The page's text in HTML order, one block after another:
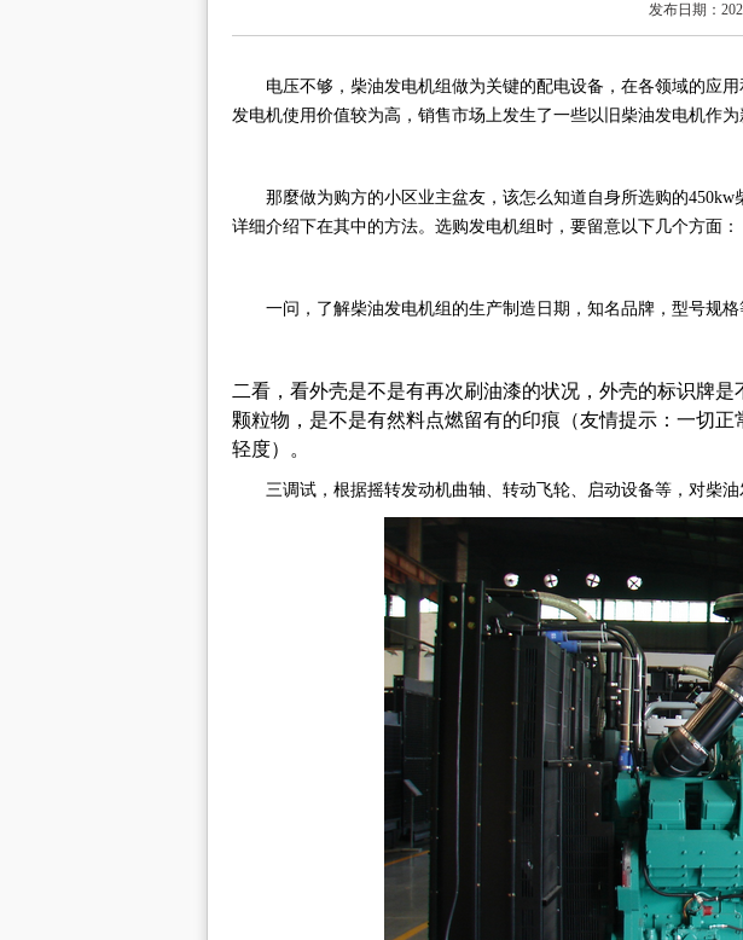
发布日期：
电压不够，柴油发电机组做为关键的配电设备，在各领域的应
发电机使用价值较为高，销售市场上发生了一些以旧柴油发电机作为
那麼做为购方的小区业主盆友，该怎么知道自身所选购的
详细介绍下在其中的方法。选购发电机组时，要留意以下几个方面：
一问，了解柴油发电机组的生产制造日期，知名品牌，型号规格
二看，看外壳是不是有再次刷油漆的状况，外壳的标识牌
颗粒物，是不是有然料点燃留有的印痕（友情提示：一切
轻度）。
三调试，根据摇转发动机曲轴、转动飞轮、启动设备等，对柴油